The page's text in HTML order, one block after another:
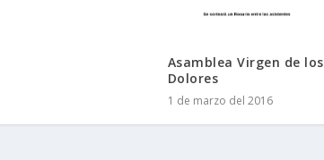
Asamblea Virgen de los
Dolores
1 de marzo del 2016